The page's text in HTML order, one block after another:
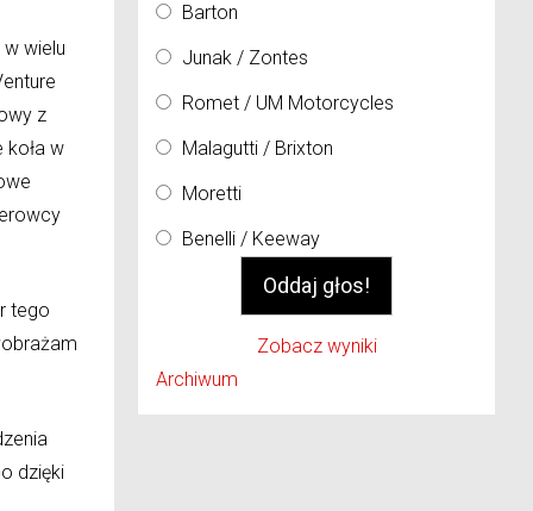
wielu
z
w
tego
dzięki
Barton
Junak / Zontes
Romet / UM Motorcycles
Malagutti / Brixton
Moretti
Benelli / Keeway
Zobacz wyniki
Archiwum